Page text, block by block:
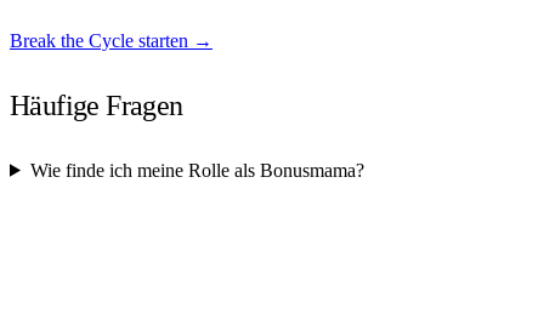
Break the Cycle starten →
Häufige Fragen
Wie finde ich meine Rolle als Bonusmama?